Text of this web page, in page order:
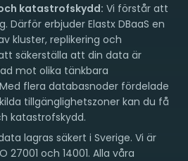
katastrofskydd: Vi förstår att
Därför erbjuder Elastx DBaaS en
kluster, replikering och
säkerställa att din data är
mot olika tänkbara
flera databasnoder fördelade
tillgänglighetszoner kan du få
katastrofskydd.
lagras säkert i Sverige. Vi är
27001 och 14001. Alla våra